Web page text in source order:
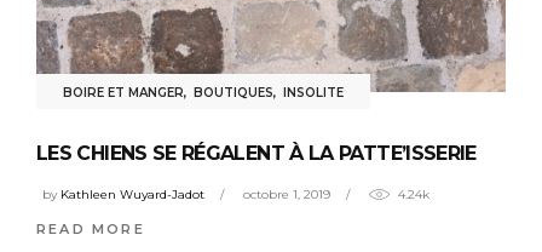
BOIRE ET MANGER, BOUTIQUES, INSOLITE
LES CHIENS SE RÉGALENT À LA PATTE’ISSERIE
by Kathleen Wuyard-Jadot octobre 1, 2019 4.24k
READ MORE